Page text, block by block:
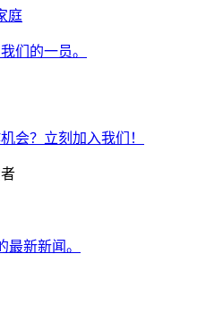
庭
们的一员。
会？立刻加入我们！
最新新闻。